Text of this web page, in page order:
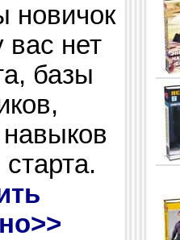
новичок
вас нет
базы
навыков